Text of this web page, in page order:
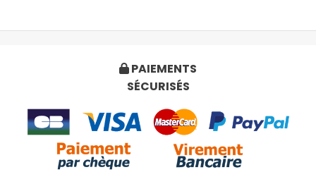
 PAIEMENTS
SÉCURISÉS